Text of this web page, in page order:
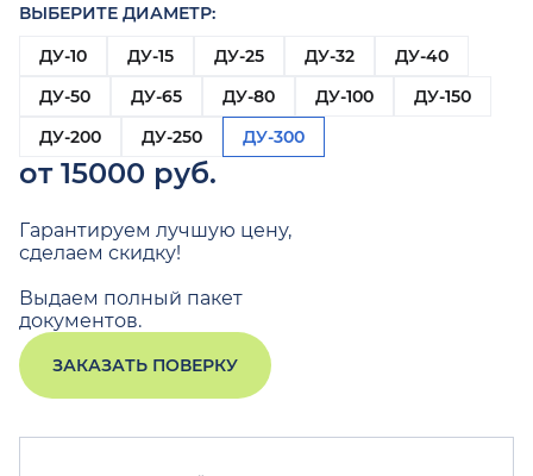
ВЫБЕРИТЕ ДИАМЕТР:
ДУ-10
ДУ-15 ДУ-25 ДУ-32
ДУ-40
ДУ-50
ДУ-65 ДУ-80 ДУ-100
ДУ-150
ДУ-200
ДУ-250 ДУ-300
от 15000 руб.
Гарантируем лучшую цену,
сделаем скидку!
Выдаем полный пакет
документов.
ЗАКАЗАТЬ ПОВЕРКУ